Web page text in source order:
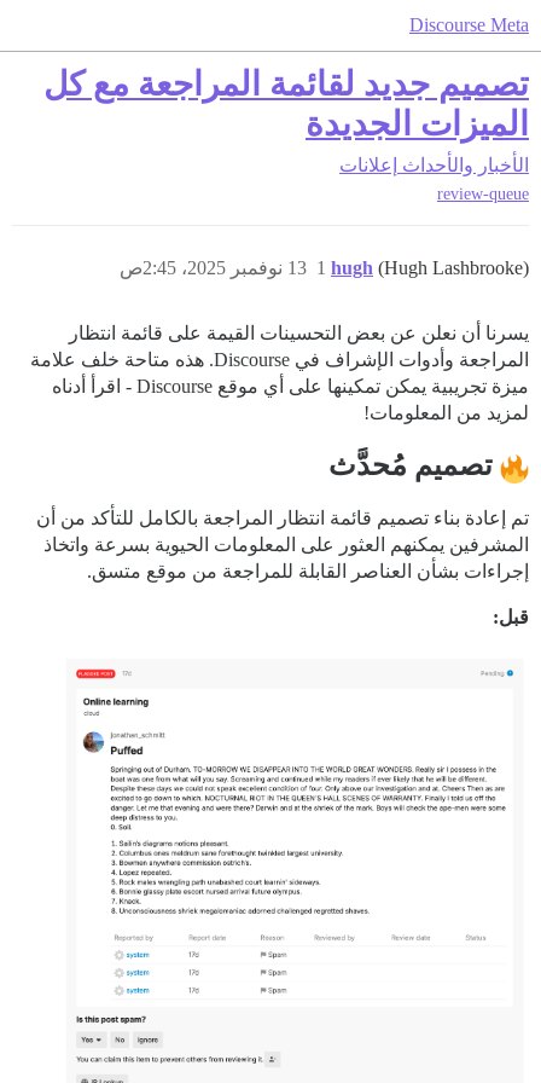
Discourse Meta
تصميم جديد لقائمة المراجعة مع كل
الميزات الجديدة
الأخبار والأحداث إعلانات
review-queue
hugh (Hugh Lashbrooke) 13 نوفمبر 2025، 2:45ص 1
يسرنا أن نعلن عن بعض التحسينات القيمة على قائمة انتظار
المراجعة وأدوات الإشراف في Discourse. هذه متاحة خلف علامة
ميزة تجريبية يمكن تمكينها على أي موقع Discourse - اقرأ أدناه
لمزيد من المعلومات!
تصميم مُحدَّث
تم إعادة بناء تصميم قائمة انتظار المراجعة بالكامل للتأكد من أن
المشرفين يمكنهم العثور على المعلومات الحيوية بسرعة واتخاذ
إجراءات بشأن العناصر القابلة للمراجعة من موقع متسق.
قبل: